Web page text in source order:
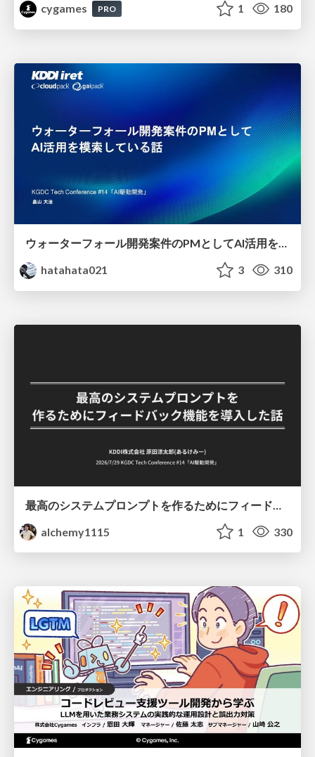
cygames PRO 1 180
ウォーターフォール開発案件のPMとしてAI活用を模索している話
hatahata021
3 310
alchemy1115
1 330